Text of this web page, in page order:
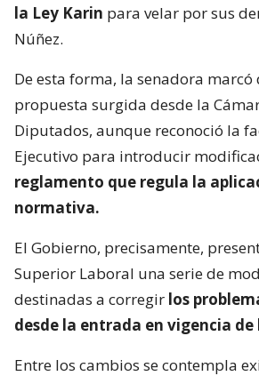
la Ley Karin para velar por sus
Núñez.
De esta forma, la senadora
propuesta surgida desde la
Diputados, aunque reconoció la
Ejecutivo para introducir
reglamento que regula la
normativa.
El Gobierno, precisamente,
Superior Laboral una serie de
destinadas a corregir los
desde la entrada en vigencia de
Entre los cambios se contempla